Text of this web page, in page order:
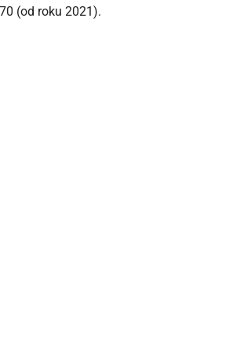
(od roku 2021).